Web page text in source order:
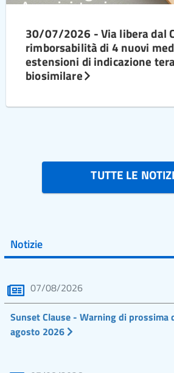
30/07/2026 - Via libera dal
rimborsabilità di 4 nuovi
estensioni di indicazione
biosimilare
TUTTE LE
Notizie
07/08/2026
Sunset Clause - Warning di prossima
agosto 2026